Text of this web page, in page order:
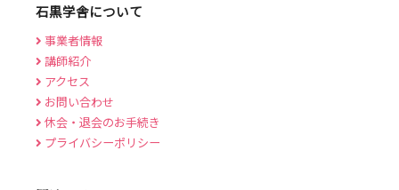
石黒学舎について
事業者情報
講師紹介
アクセス
お問い合わせ
休会・退会のお手続き
プライバシーポリシー